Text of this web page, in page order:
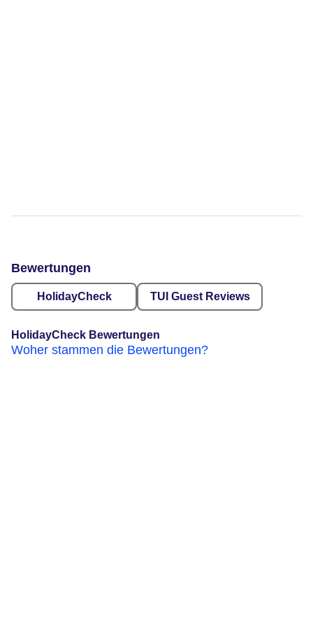
Bewertungen
HolidayCheck TUI Guest Reviews
HolidayCheck Bewertungen
Woher stammen die Bewertungen?